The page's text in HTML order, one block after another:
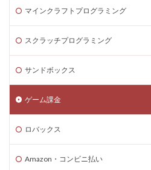
マインクラフトプログラミング
スクラッチプログラミング
サンドボックス
ゲーム課金
ロバックス
Amazon・コンビニ払い